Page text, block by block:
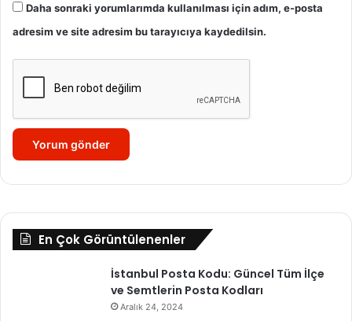
Daha sonraki yorumlarımda kullanılması için adım, e-posta
adresim ve site adresim bu tarayıcıya kaydedilsin.
En Çok Görüntülenenler
İstanbul Posta Kodu: Güncel Tüm İlçe
ve Semtlerin Posta Kodları
Aralık 24, 2024